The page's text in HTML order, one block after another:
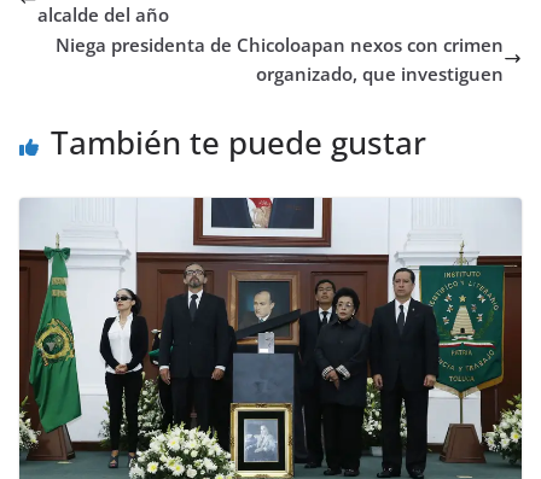
alcalde del año
Niega presidenta de Chicoloapan nexos con crimen
organizado, que investiguen
También te puede gustar